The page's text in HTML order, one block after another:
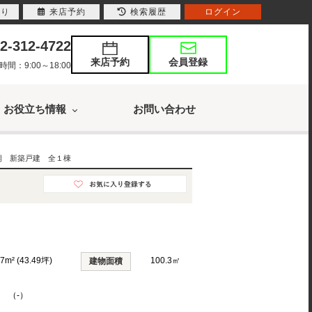
312-4722
間：9:00～18:00 来店予約 会員登録
お役立ち情報 お問い合わせ
新築戸建 全１棟
(43.49坪) 建物面積 100.3㎡
（-）
来店予約 検索履歴 ログイン